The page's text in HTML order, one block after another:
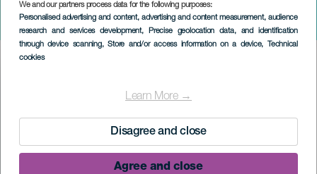
We and our partners process data for the following purposes:
Personalised advertising and content, advertising and content measurement, audience
research and services development, Precise geolocation data, and identification
through device scanning, Store and/or access information on a device, Technical
cookies
Learn More →
Disagree and close
Agree and close
Espace culturel
CajaCanarias à La Palma
Imagen